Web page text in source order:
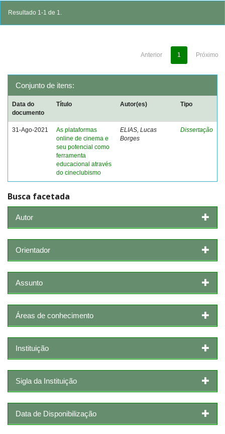
Resultado 1-1 de 1.
Anterior 1 Próximo
Conjunto de itens:
Data do
documento
Título Autor(es) Tipo
31-Ago-2021
As plataformas
online de cinema e
seu potencial como
ferramenta
educacional através
do cineclubismo
ELIAS, Lucas
Borges
Dissertação
Busca facetada
Autor
Orientador
Assunto
Áreas de conhecimento
Instituição
Sigla da Instituição
Data de Disponibilização